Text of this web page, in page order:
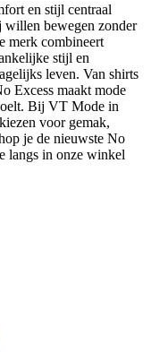
en stijl centraal
willen bewegen zonder
merk combineert
stijl en
leven. Van shirts
Excess maakt mode
Bij VT Mode in
voor gemak,
je de nieuwste No
langs in onze winkel